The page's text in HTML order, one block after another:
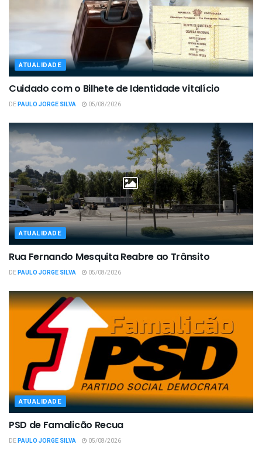
ATUALIDADE
Cuidado com o Bilhete de Identidade vitalício
DEPAULO JORGE SILVA 05/08/2026
ATUALIDADE
Rua Fernando Mesquita Reabre ao Trânsito
DEPAULO JORGE SILVA 05/08/2026
ATUALIDADE
PSD de Famalicão Recua
DEPAULO JORGE SILVA 05/08/2026